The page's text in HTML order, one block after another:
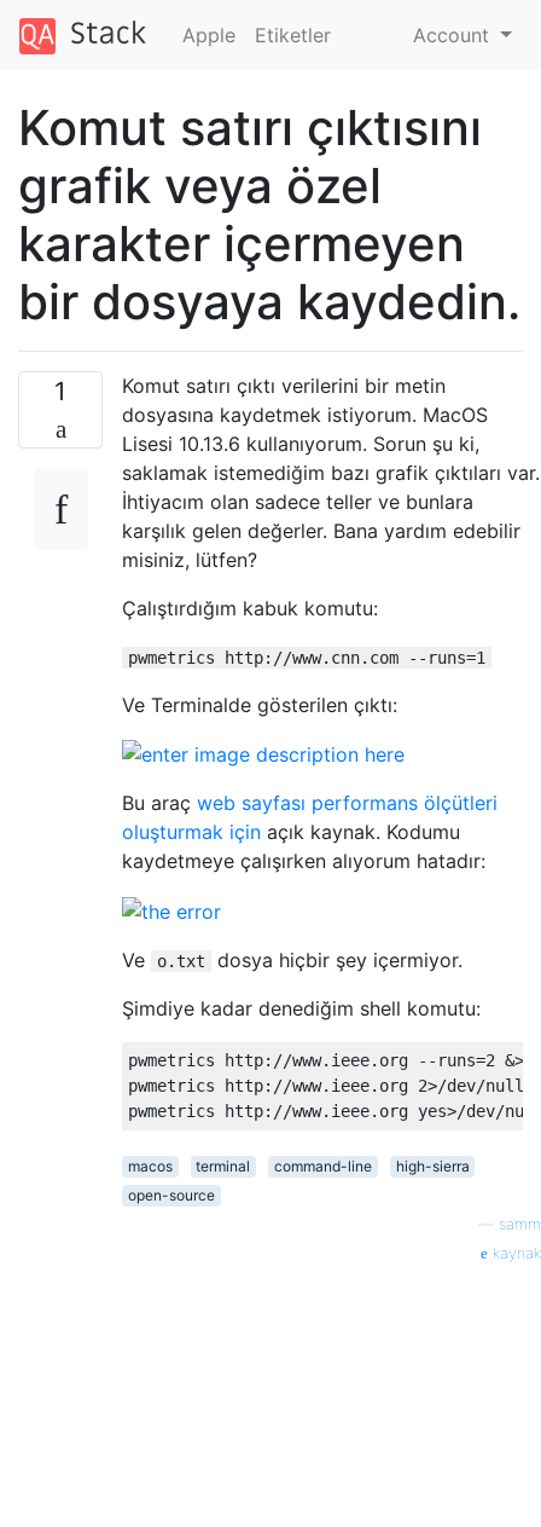
Apple Etiketler Account
Komut satırı çıktısını
grafik veya özel
karakter içermeyen
bir dosyaya kaydedin.
1
Komut satırı çıktı verilerini bir metin
dosyasına kaydetmek istiyorum. MacOS
Lisesi 10.13.6 kullanıyorum. Sorun şu ki,
saklamak istemediğim bazı grafik çıktıları var.
İhtiyacım olan sadece teller ve bunlara
karşılık gelen değerler. Bana yardım edebilir
misiniz, lütfen?
Çalıştırdığım kabuk komutu:
pwmetrics http://www.cnn.com --runs=1
Ve Terminalde gösterilen çıktı:
Bu araç web sayfası performans ölçütleri
oluşturmak için açık kaynak. Kodumu
kaydetmeye çalışırken alıyorum hatadır:
Ve o.txt
dosya hiçbir şey içermiyor.
Şimdiye kadar denediğim shell komutu:
pwmetrics http://www.ieee.org --runs=2
pwmetrics http://www.ieee.org 2>/dev/
macos terminal command-line
high-sierra
open-source
samm
kaynak